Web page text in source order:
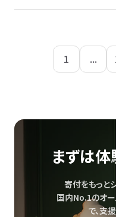
1 ...
まずは体
寄付をもっと
国内No.1のオ
で、支援